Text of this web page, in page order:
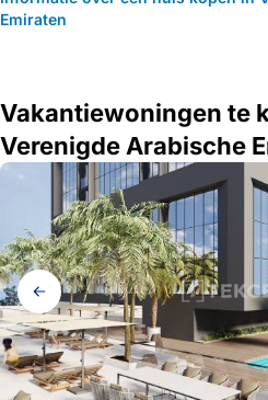
Emiraten
Vakantiewoningen te
Verenigde Arabische
Galerij
navigatie